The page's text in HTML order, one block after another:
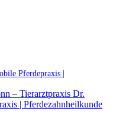
Pferdepraxis |